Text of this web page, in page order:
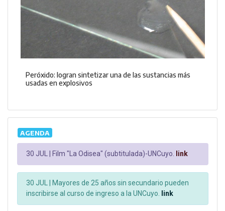
Peróxido: logran sintetizar una de las sustancias más
usadas en explosivos
AGENDA
30 JUL | Film "La Odisea" (subtitulada)-UNCuyo. link
30 JUL |
Mayores de 25 años sin secundario pueden
inscribirse al curso de ingreso a la UNCuyo. link